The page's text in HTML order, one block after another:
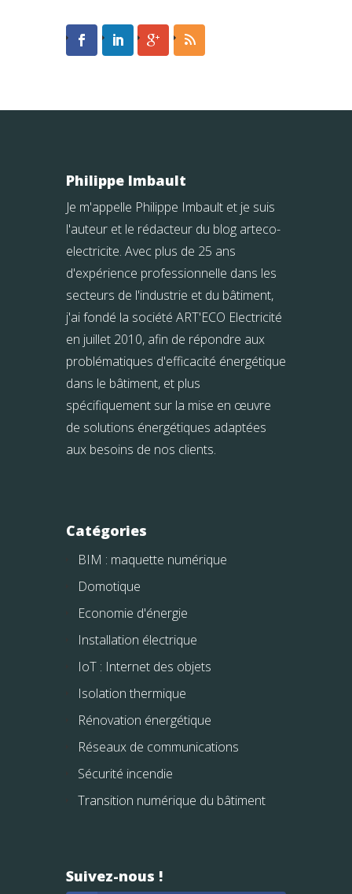
Philippe Imbault
Je m'appelle Philippe Imbault et je suis
l'auteur et le rédacteur du blog arteco-
electricite. Avec plus de 25 ans
d'expérience professionnelle dans les
secteurs de l'industrie et du bâtiment,
j'ai fondé la société ART'ECO Electricité
en juillet 2010, afin de répondre aux
problématiques d'efficacité énergétique
dans le bâtiment, et plus
spécifiquement sur la mise en œuvre
de solutions énergétiques adaptées
aux besoins de nos clients.
Catégories
BIM : maquette numérique
Domotique
Economie d'énergie
Installation électrique
IoT : Internet des objets
Isolation thermique
Rénovation énergétique
Réseaux de communications
Sécurité incendie
Transition numérique du bâtiment
Suivez-nous !